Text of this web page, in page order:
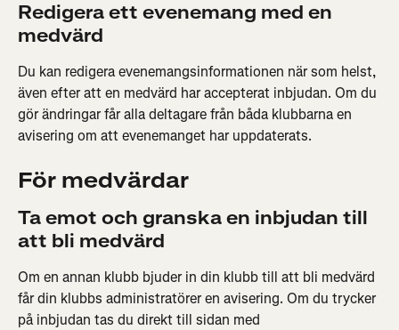
Redigera ett evenemang med en
medvärd
Du kan redigera evenemangsinformationen när som helst,
även efter att en medvärd har accepterat inbjudan. Om du
gör ändringar får alla deltagare från båda klubbarna en
avisering om att evenemanget har uppdaterats.
För medvärdar
Ta emot och granska en inbjudan till
att bli medvärd
Om en annan klubb bjuder in din klubb till att bli medvärd
får din klubbs administratörer en avisering. Om du trycker
på inbjudan tas du direkt till sidan med